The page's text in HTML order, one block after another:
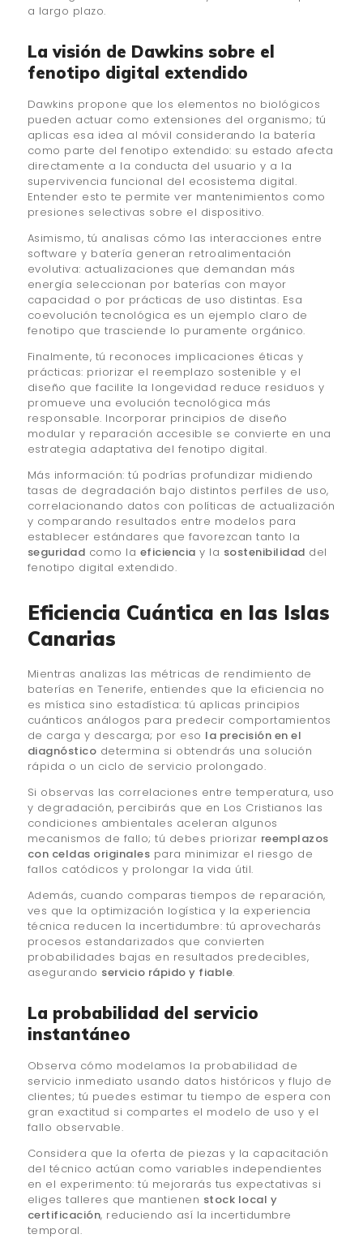
a largo plazo.
La visión de Dawkins sobre el
fenotipo digital extendido
Dawkins propone que los elementos no biológicos
pueden actuar como extensiones del organismo; tú
aplicas esa idea al móvil considerando la batería
como parte del fenotipo extendido: su estado afecta
directamente a la conducta del usuario y a la
supervivencia funcional del ecosistema digital.
Entender esto te permite ver mantenimientos como
presiones selectivas sobre el dispositivo.
Asimismo, tú analisas cómo las interacciones entre
software y batería generan retroalimentación
evolutiva: actualizaciones que demandan más
energía seleccionan por baterías con mayor
capacidad o por prácticas de uso distintas. Esa
coevolución tecnológica es un ejemplo claro de
fenotipo que trasciende lo puramente orgánico.
Finalmente, tú reconoces implicaciones éticas y
prácticas: priorizar el reemplazo sostenible y el
diseño que facilite la longevidad reduce residuos y
promueve una evolución tecnológica más
responsable. Incorporar principios de diseño
modular y reparación accesible se convierte en una
estrategia adaptativa del fenotipo digital.
Más información: tú podrías profundizar midiendo
tasas de degradación bajo distintos perfiles de uso,
correlacionando datos con políticas de actualización
y comparando resultados entre modelos para
establecer estándares que favorezcan tanto la
seguridad como la eficiencia y la sostenibilidad del
fenotipo digital extendido.
Eficiencia Cuántica en las Islas
Canarias
Mientras analizas las métricas de rendimiento de
baterías en Tenerife, entiendes que la eficiencia no
es mística sino estadística: tú aplicas principios
cuánticos análogos para predecir comportamientos
de carga y descarga; por eso la precisión en el
diagnóstico determina si obtendrás una solución
rápida o un ciclo de servicio prolongado.
Si observas las correlaciones entre temperatura, uso
y degradación, percibirás que en Los Cristianos las
condiciones ambientales aceleran algunos
mecanismos de fallo; tú debes priorizar reemplazos
con celdas originales para minimizar el riesgo de
fallos catódicos y prolongar la vida útil.
Además, cuando comparas tiempos de reparación,
ves que la optimización logística y la experiencia
técnica reducen la incertidumbre: tú aprovecharás
procesos estandarizados que convierten
probabilidades bajas en resultados predecibles,
asegurando servicio rápido y fiable.
La probabilidad del servicio
instantáneo
Observa cómo modelamos la probabilidad de
servicio inmediato usando datos históricos y flujo de
clientes; tú puedes estimar tu tiempo de espera con
gran exactitud si compartes el modelo de uso y el
fallo observable.
Considera que la oferta de piezas y la capacitación
del técnico actúan como variables independientes
en el experimento: tú mejorarás tus expectativas si
eliges talleres que mantienen stock local y
certificación, reduciendo así la incertidumbre
temporal.